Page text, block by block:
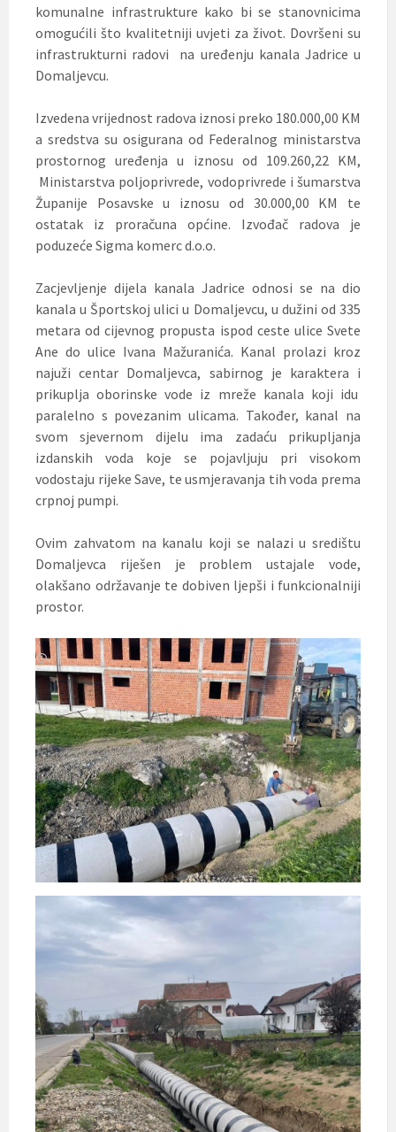
komunalne infrastrukture kako bi se stanovnicima
omogućili što kvalitetniji uvjeti za život. Dovršeni su
infrastrukturni radovi na uređenju kanala Jadrice u
Domaljevcu.
Izvedena vrijednost radova iznosi preko 180.000,00 KM
a sredstva su osigurana od Federalnog ministarstva
prostornog uređenja u iznosu od 109.260,22 KM,
Ministarstva poljoprivrede, vodoprivrede i šumarstva
Županije Posavske u iznosu od 30.000,00 KM te
ostatak iz proračuna općine. Izvođač radova je
poduzeće Sigma komerc d.o.o.
Zacjevljenje dijela kanala Jadrice odnosi se na dio
kanala u Športskoj ulici u Domaljevcu, u dužini od 335
metara od cijevnog propusta ispod ceste ulice Svete
Ane do ulice Ivana Mažuranića. Kanal prolazi kroz
najuži centar Domaljevca, sabirnog je karaktera i
prikuplja oborinske vode iz mreže kanala koji idu
paralelno s povezanim ulicama. Također, kanal na
svom sjevernom dijelu ima zadaću prikupljanja
izdanskih voda koje se pojavljuju pri visokom
vodostaju rijeke Save, te usmjeravanja tih voda prema
crpnoj pumpi.
Ovim zahvatom na kanalu koji se nalazi u središtu
Domaljevca riješen je problem ustajale vode,
olakšano održavanje te dobiven ljepši i funkcionalniji
prostor.